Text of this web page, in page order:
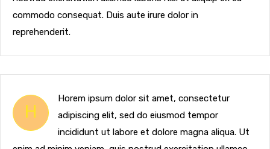
commodo consequat. Duis aute irure dolor in
reprehenderit.
H
Horem ipsum dolor sit amet, consectetur
adipiscing elit, sed do eiusmod tempor
incididunt ut labore et dolore magna aliqua. Ut